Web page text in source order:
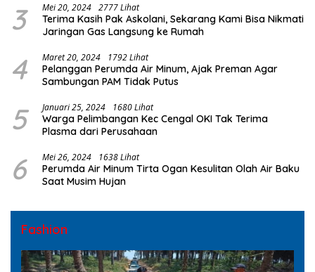
3 Mei 20, 2024 2777 Lihat
Terima Kasih Pak Askolani, Sekarang Kami Bisa Nikmati
Jaringan Gas Langsung ke Rumah
4 Maret 20, 2024 1792 Lihat
Pelanggan Perumda Air Minum, Ajak Preman Agar
Sambungan PAM Tidak Putus
5 Januari 25, 2024 1680 Lihat
Warga Pelimbangan Kec Cengal OKI Tak Terima
Plasma dari Perusahaan
6 Mei 26, 2024 1638 Lihat
Perumda Air Minum Tirta Ogan Kesulitan Olah Air Baku
Saat Musim Hujan
Fashion